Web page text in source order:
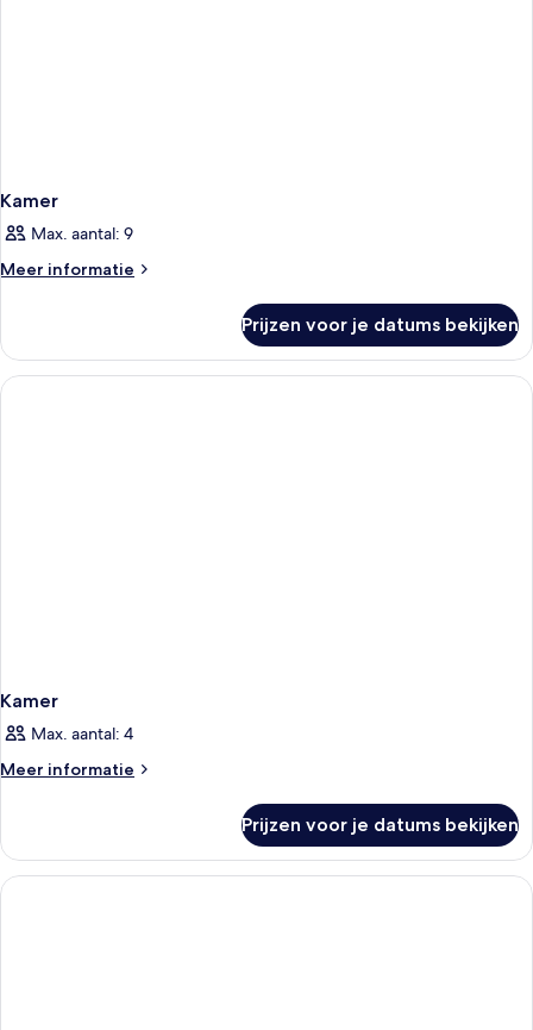
Kamer
Max. aantal: 9
Meer informatie
Meer
Prijzen voor je datums bekijken
Kamer
Max. aantal: 4
Meer informatie
Meer
Prijzen voor je datums bekijken